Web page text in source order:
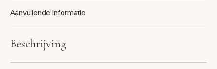
Aanvullende informatie
Beschrijving